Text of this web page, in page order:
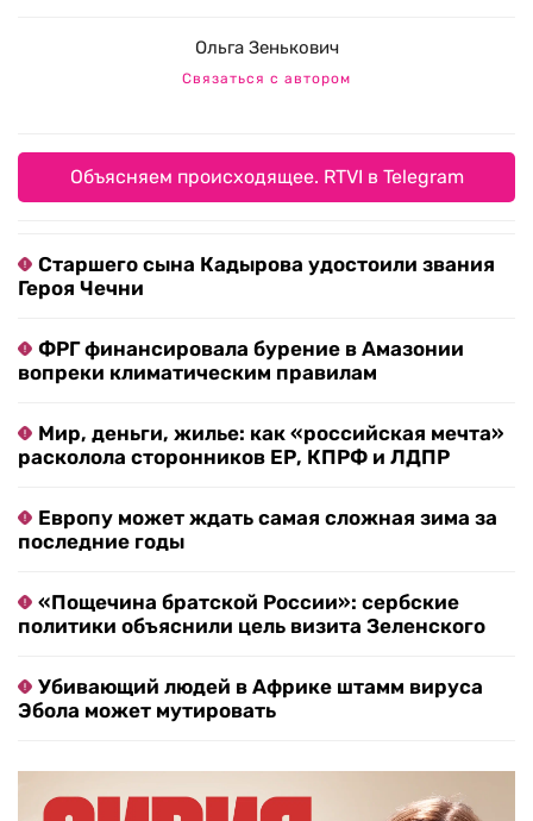
Ольга Зенькович
Связаться с автором
Объясняем происходящее. RTVI в Telegram
Старшего сына Кадырова удостоили звания
Героя Чечни
ФРГ финансировала бурение в Амазонии
вопреки климатическим правилам
Мир, деньги, жилье: как «российская мечта»
расколола сторонников ЕР, КПРФ и ЛДПР
Европу может ждать самая сложная зима за
последние годы
«Пощечина братской России»: сербские
политики объяснили цель визита Зеленского
Убивающий людей в Африке штамм вируса
Эбола может мутировать